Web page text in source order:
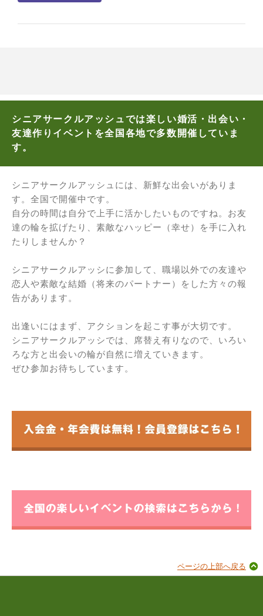
シニアサークルアッシュでは楽しい婚活・出会い・
友達作りイベントを全国各地で多数開催していま
す。
シニアサークルアッシュには、新鮮な出会いがありま
す。全国で開催中です。
自分の時間は自分で上手に活かしたいものですね。お友
達の輪を拡げたり、素敵なハッピー（幸せ）を手に入れ
たりしませんか？
シニアサークルアッシに参加して、職場以外での友達や
恋人や素敵な結婚（将来のパートナー）をした方々の報
告があります。
出逢いにはまず、アクションを起こす事が大切です。
シニアサークルアッシでは、席替え有りなので、いろい
ろな方と出会いの輪が自然に増えていきます。
ぜひ参加お待ちしています。
ページの上部へ戻る